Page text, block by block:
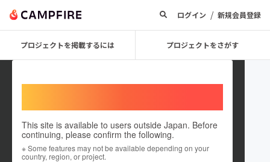
ログイン / 新規会員登録
プロジェクトを掲載するには プロジェクトをさがす
This site is available to users outside Japan. Before
continuing, please confirm the following.
※ Some features may not be available depending on your
country, region, or project.
gypsophla1234